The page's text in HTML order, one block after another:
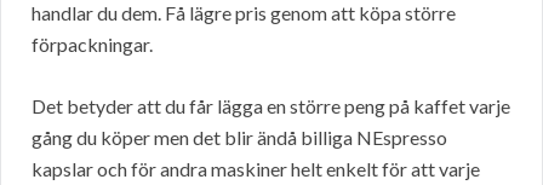
handlar du dem. Få lägre pris genom att köpa större
förpackningar.
Det betyder att du får lägga en större peng på kaffet varje
gång du köper men det blir ändå billiga NEspresso
kapslar och för andra maskiner helt enkelt för att varje